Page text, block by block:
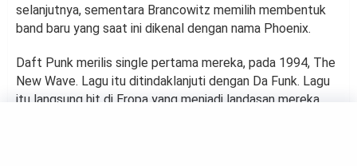
selanjutnya, sementara Brancowitz memilih membentuk
band baru yang saat ini dikenal dengan nama Phoenix.
Daft Punk merilis single pertama mereka, pada 1994, The
New Wave. Lagu itu ditindaklanjuti dengan Da Funk. Lagu
itu langsung hit di Eropa yang menjadi landasan mereka